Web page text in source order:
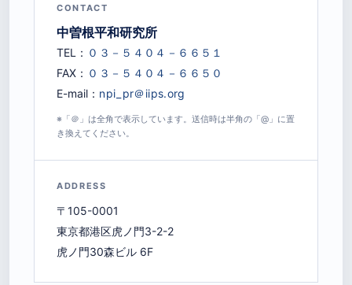
CONTACT
中曽根平和研究所
TEL：
FAX：
E-mail：
※「＠」は全角で表示しています。送信時は半角の「@」に置
き換えてください。
ADDRESS
〒105-0001
東京都港区虎ノ門3-2-2
虎ノ門30森ビル 6F